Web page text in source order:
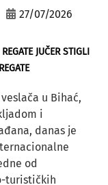
27/07/2026
JUČER STIGLI
u Bihać,
i
danas je
od
turističkih